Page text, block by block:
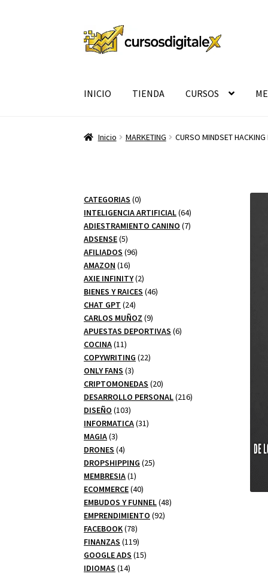
Ir
a
Ir
al
INICIO TIENDA CURSOS
Inicio MARKETING CURSO MINDSET
CATEGORIAS 00
productos
INTELIGENCIA ARTIFICIAL 6464
productos
ADIESTRAMIENTO CANINO 77
ADSENSE 55
productos
AFILIADOS 9696
AMAZON 1616
productos
AXIE INFINITY 22
productos
BIENES Y RAICES 4646
CHAT GPT 2424
productos
CARLOS MUÑOZ 99
productos
APUESTAS DEPORTIVAS 66
COCINA 1111
productos
COPYWRITING 2222
ONLY FANS 33
productos
CRIPTOMONEDAS 2020
productos
DESARROLLO PERSONAL 216216
DISEÑO 103103
productos
INFORMATICA 3131
MAGIA 33
productos
DRONES 44
productos
DROPSHIPPING 2525
MEMBRESIA 11
producto
ECOMMERCE 4040
productos
EMBUDOS Y FUNNEL 4848
EMPRENDIMIENTO 9292
FACEBOOK 7878
productos
FINANZAS 119119
productos
GOOGLE ADS 1515
IDIOMAS 1414